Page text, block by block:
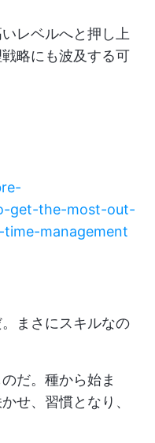
レベルへと押し上
略にも波及する可
get-the-most-out-
management
まさにスキルなの
だ。種から始ま
せ、習慣となり、